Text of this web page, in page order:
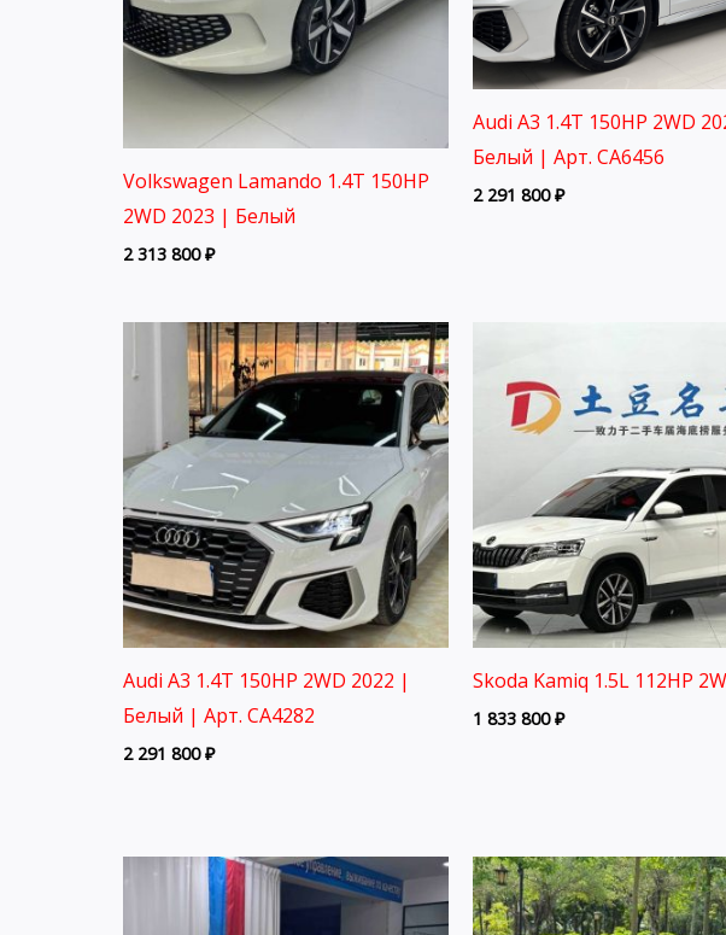
Volkswagen Lamando 1.4T 150HP
2WD 2023 | Белый
2 313 800₽
Audi A3 1.4T 150HP 2WD
Белый | Арт. CA6456
2 291 800₽
Audi A3 1.4T 150HP 2WD 2022 |
Белый | Арт. CA4282
2 291 800₽
Skoda Kamiq 1.5L 112HP
1 833 800₽